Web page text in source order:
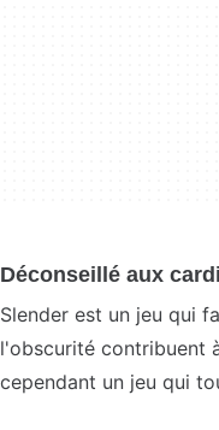
Déconseillé aux
Slender est un jeu qui
l'obscurité contribuent
cependant un jeu qui